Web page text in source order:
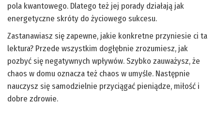
pola kwantowego. Dlatego też jej porady działają jak
energetyczne skróty do życiowego sukcesu.
Zastanawiasz się zapewne, jakie konkretne przyniesie ci ta
lektura? Przede wszystkim dogłębnie zrozumiesz, jak
pozbyć się negatywnych wpływów. Szybko zauważysz, że
chaos w domu oznacza też chaos w umyśle. Następnie
nauczysz się samodzielnie przyciągać pieniądze, miłość i
dobre zdrowie.